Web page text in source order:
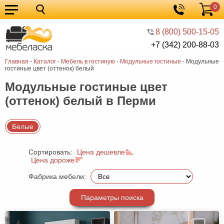
8 (800) 500-15-05
+7 (342) 200-88-03
Корзина
0
Главная - Каталог - Мебель в гостиную - Модульные гостиные - Модульные
гостиные цвет (оттенок) белый
Кухонные
гарнитуры
Мебель
для
кухни
Мебель
для
спальни
Кровати
Шкафы
Диваны
Мягкая
мебель
Детская
мебель
Мебель
Модульные гостиные цвет
(оттенок) белый в Перми
Белые
Сортировать:
Цена дешевле
Цена дороже
Фабрика мебели:
Параметры поиска